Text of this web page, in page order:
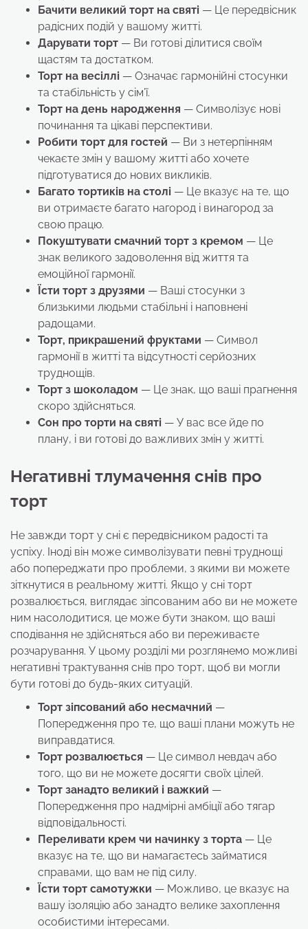
Бачити великий торт на святі — Це передвісник
радісних подій у вашому житті.
Дарувати торт — Ви готові ділитися своїм
щастям та достатком.
Торт на весіллі — Означає гармонійні стосунки
та стабільність у сім’ї.
Торт на день народження — Символізує нові
починання та цікаві перспективи.
Робити торт для гостей — Ви з нетерпінням
чекаєте змін у вашому житті або хочете
підготуватися до нових викликів.
Багато тортиків на столі — Це вказує на те, що
ви отримаєте багато нагород і винагород за
свою працю.
Покуштувати смачний торт з кремом — Це
знак великого задоволення від життя та
емоційної гармонії.
Їсти торт з друзями — Ваші стосунки з
близькими людьми стабільні і наповнені
радощами.
Торт, прикрашений фруктами — Символ
гармонії в житті та відсутності серйозних
труднощів.
Торт з шоколадом — Це знак, що ваші прагнення
скоро здійсняться.
Сон про торти на святі — У вас все йде по
плану, і ви готові до важливих змін у житті.
Негативні тлумачення снів про
торт
Не завжди торт у сні є передвісником радості та
успіху. Іноді він може символізувати певні труднощі
або попереджати про проблеми, з якими ви можете
зіткнутися в реальному житті. Якщо у сні торт
розвалюється, виглядає зіпсованим або ви не можете
ним насолодитися, це може бути знаком, що ваші
сподівання не здійсняться або ви переживаєте
розчарування. У цьому розділі ми розглянемо можливі
негативні трактування снів про торт, щоб ви могли
бути готові до будь-яких ситуацій.
Торт зіпсований або несмачний —
Попередження про те, що ваші плани можуть не
виправдатися.
Торт розвалюється — Це символ невдач або
того, що ви не можете досягти своїх цілей.
Торт занадто великий і важкий —
Попередження про надмірні амбіції або тягар
відповідальності.
Переливати крем чи начинку з торта — Це
вказує на те, що ви намагаєтесь займатися
справами, що вам не під силу.
Їсти торт самотужки — Можливо, це вказує на
вашу ізоляцію або занадто велике захоплення
особистими інтересами.